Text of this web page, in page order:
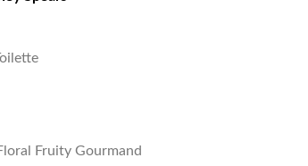
Fruity Gourmand